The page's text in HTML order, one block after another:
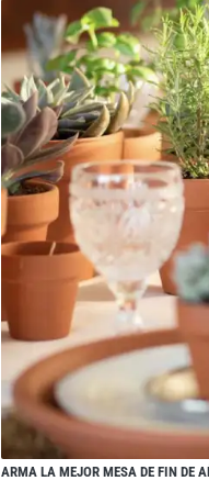
ARMA LA MEJOR MESA DE FIN DE